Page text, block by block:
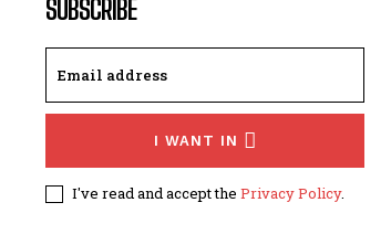
SUBSCRIBE
I WANT IN
I've read and accept the Privacy Policy.